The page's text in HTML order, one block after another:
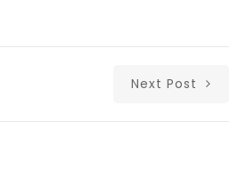
Next Post